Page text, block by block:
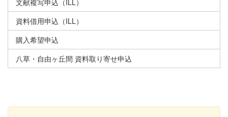
資料借用申込（ILL）
購入希望申込
八草・自由ヶ丘間 資料取り寄せ申込